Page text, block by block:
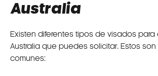
Australia
Existen diferentes tipos de visados para
Australia que puedes solicitar. Estos
comunes: